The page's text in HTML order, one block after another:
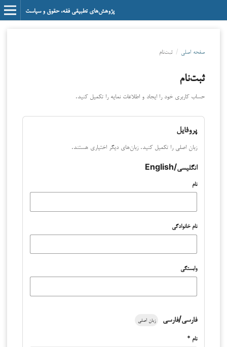
پژوهش‌های تطبیقی فقه، حقوق و سیاست
صفحه اصلی / ثبت‌نام
ثبت‌نام
حساب کاربری خود را ایجاد و اطلاعات نمایه را تکمیل کنید.
پروفایل
زبان اصلی را تکمیل کنید. زبان‌های دیگر اختیاری هستند.
انگلیسی/English
نام
نام خانوادگی
وابستگی
فارسی/فارسی زبان اصلی
نام *